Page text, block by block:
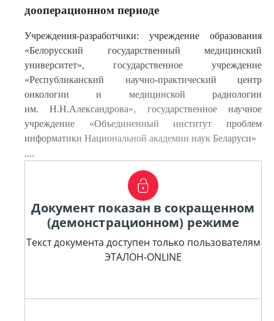
дооперационном периоде
Учреждения-разработчики: учреждение образования
«Белорусский государственный медицинский
университет», государственное учреждение
«Республиканский научно-практический центр
онкологии и медицинской радиологии
им. Н.Н.Александрова», государственное научное
учреждение «Объединенный институт проблем
информатики Национальной академии наук Беларуси»
....
Документ показан в сокращенном
(демонстрационном) режиме
Текст документа доступен только пользователям
ЭТАЛОН-ONLINE